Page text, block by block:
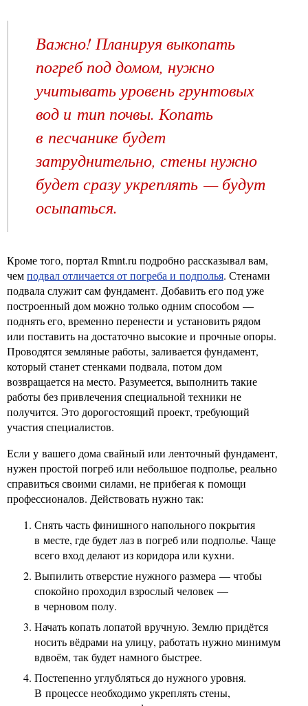
Важно! Планируя выкопать
погреб под домом, нужно
учитывать уровень грунтовых
вод и тип почвы. Копать
в песчанике будет
затруднительно, стены нужно
будет сразу укреплять — будут
осыпаться.
Кроме того, портал Rmnt.ru подробно рассказывал вам,
чемподвал отличается от погреба и подполья. Стенами
подвала служит сам фундамент. Добавить его под уже
построенный дом можно только одним способом —
поднять его, временно перенести и установить рядом
или поставить на достаточно высокие и прочные опоры.
Проводятся земляные работы, заливается фундамент,
который станет стенками подвала, потом дом
возвращается на место. Разумеется, выполнить такие
работы без привлечения специальной техники не
получится. Это дорогостоящий проект, требующий
участия специалистов.
Если у вашего дома свайный или ленточный фундамент,
нужен простой погреб или небольшое подполье, реально
справиться своими силами, не прибегая к помощи
профессионалов. Действовать нужно так:
Снять часть финишного напольного покрытия
в месте, где будет лаз в погреб или подполье. Чаще
всего вход делают из коридора или кухни.
Выпилить отверстие нужного размера — чтобы
спокойно проходил взрослый человек —
в черновом полу.
Начать копать лопатой вручную. Землю придётся
носить вёдрами на улицу, работать нужно минимум
вдвоём, так будет намного быстрее.
Постепенно углубляться до нужного уровня.
В процессе необходимо укреплять стены,